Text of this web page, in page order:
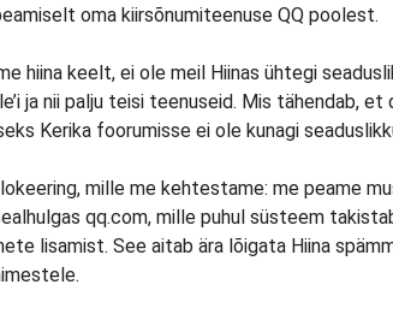
oma kiirsõnumiteenuse QQ poolest.
hiina keelt, ei ole meil Hiinas ühtegi
ja nii palju teisi teenuseid. Mis tähendab, et
Kerika foorumisse ei ole kunagi
mille me kehtestame: me peame
qq.com, mille puhul süsteem
lisamist. See aitab ära lõigata Hiina